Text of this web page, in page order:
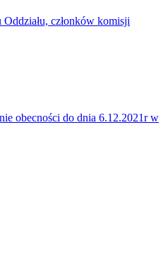
członków komisji
obecności do dnia 6.12.2021r w